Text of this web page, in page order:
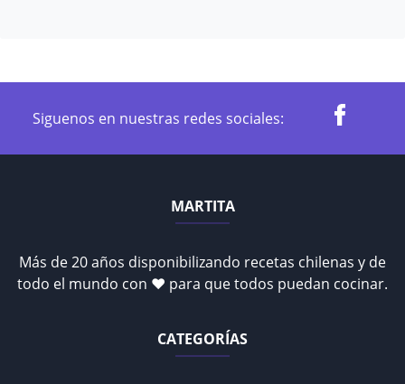
Siguenos en nuestras redes sociales:
MARTITA
Más de 20 años disponibilizando recetas chilenas y de
todo el mundo con ♥ para que todos puedan cocinar.
CATEGORÍAS